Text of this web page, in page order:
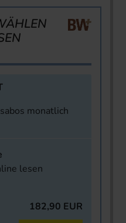
monatlich
lesen
182,90 EUR